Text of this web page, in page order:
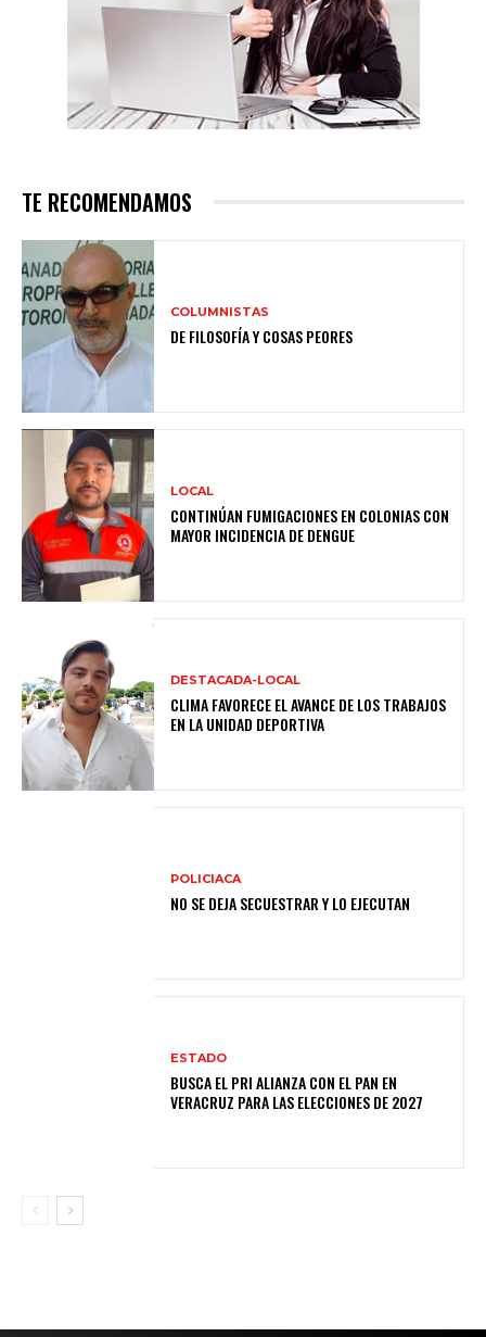
TE RECOMENDAMOS
COLUMNISTAS
DE FILOSOFÍA Y COSAS PEORES
LOCAL
CONTINÚAN FUMIGACIONES EN COLONIAS CON
MAYOR INCIDENCIA DE DENGUE
DESTACADA-LOCAL
CLIMA FAVORECE EL AVANCE DE LOS TRABAJOS
EN LA UNIDAD DEPORTIVA
POLICIACA
NO SE DEJA SECUESTRAR Y LO EJECUTAN
ESTADO
BUSCA EL PRI ALIANZA CON EL PAN EN
VERACRUZ PARA LAS ELECCIONES DE 2027